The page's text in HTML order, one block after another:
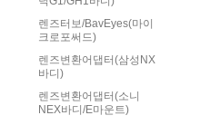
렌즈터보/BavEyes(마이
크로포써드)
렌즈변환어댑터(삼성NX
바디)
렌즈변환어댑터(소니
NEX바디/E마운트)